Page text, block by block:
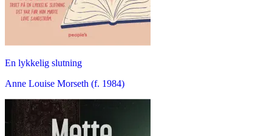
En lykkelig slutning
Anne Louise Morseth (f. 1984)